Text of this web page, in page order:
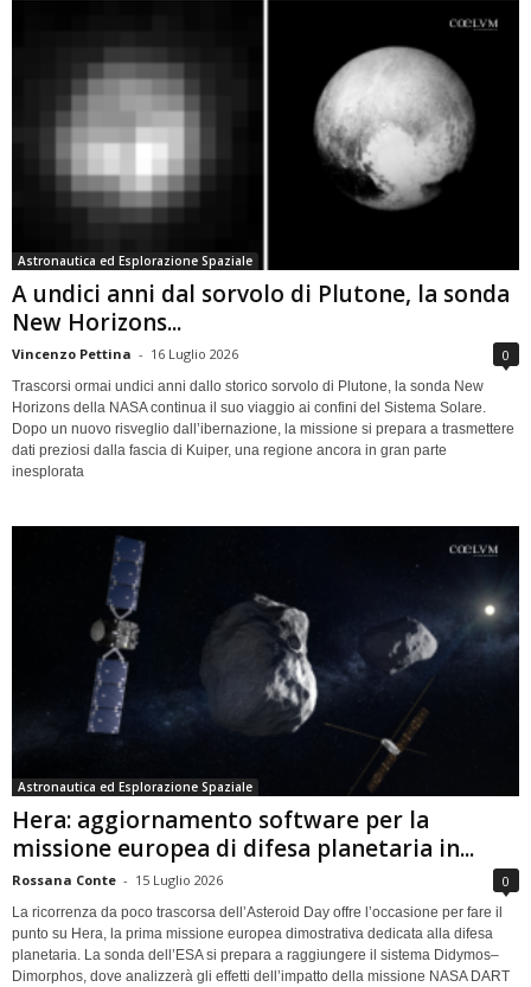
Astronautica ed Esplorazione Spaziale
A undici anni dal sorvolo di Plutone, la sonda
New Horizons...
Vincenzo Pettina - 16 Luglio 2026 0
Trascorsi ormai undici anni dallo storico sorvolo di Plutone, la sonda New
Horizons della NASA continua il suo viaggio ai confini del Sistema Solare.
Dopo un nuovo risveglio dall’ibernazione, la missione si prepara a trasmettere
dati preziosi dalla fascia di Kuiper, una regione ancora in gran parte
inesplorata
Astronautica ed Esplorazione Spaziale
Hera: aggiornamento software per la
missione europea di difesa planetaria in...
Rossana Conte - 15 Luglio 2026 0
La ricorrenza da poco trascorsa dell’Asteroid Day offre l’occasione per fare il
punto su Hera, la prima missione europea dimostrativa dedicata alla difesa
planetaria. La sonda dell’ESA si prepara a raggiungere il sistema Didymos–
Dimorphos, dove analizzerà gli effetti dell’impatto della missione NASA DART